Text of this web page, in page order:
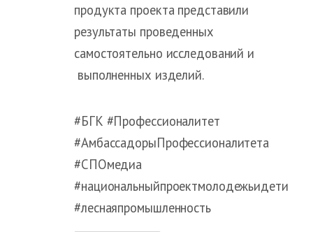
продукта проекта представили
результаты проведенных
самостоятельно исследований и
выполненных изделий.
#БГК #Профессионалитет
#АмбассадорыПрофессионалитета
#СПОмедиа
#национальныйпроектмолодежьидети
#леснаяпромышленность